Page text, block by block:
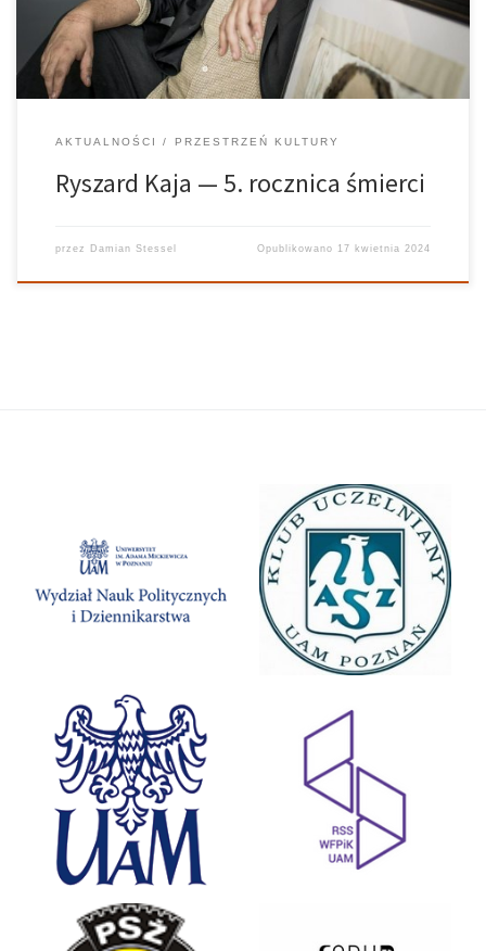
AKTUALNOŚCI PRZESTRZEŃ KULTURY
Ryszard Kaja — 5. rocznica śmierci
przez Damian Stessel Opublikowano 17 kwietnia 2024